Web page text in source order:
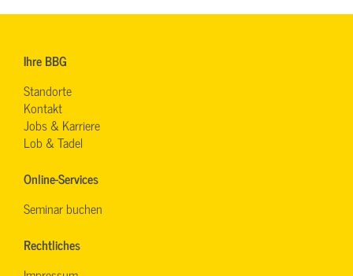
Ihre BBG
Standorte
Kontakt
Jobs & Karriere
Lob & Tadel
Online-Services
Seminar buchen
Rechtliches